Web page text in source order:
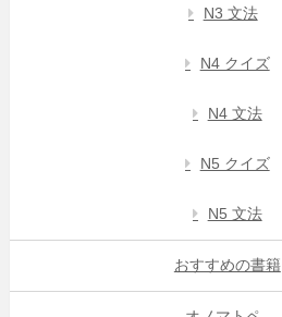
N3 文法
N4 クイズ
N4 文法
N5 クイズ
N5 文法
おすすめの書籍